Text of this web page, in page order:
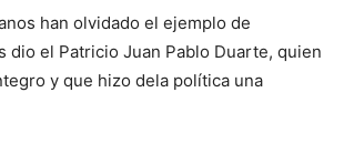
han olvidado el ejemplo de
dio el Patricio Juan Pablo Duarte, quien
y que hizo dela política una